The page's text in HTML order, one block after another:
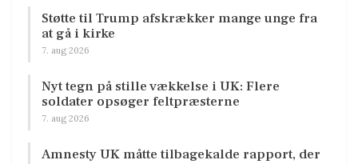
Støtte til Trump afskrækker mange unge fra
at gå i kirke
7. aug 2026
Nyt tegn på stille vækkelse i UK: Flere
soldater opsøger feltpræsterne
7. aug 2026
Amnesty UK måtte tilbagekalde rapport, der